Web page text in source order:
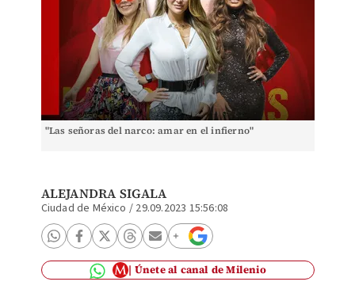
"Las señoras del narco: amar en el infierno"
ALEJANDRA SIGALA
Ciudad de México / 29.09.2023 15:56:08
Únete al canal de Milenio